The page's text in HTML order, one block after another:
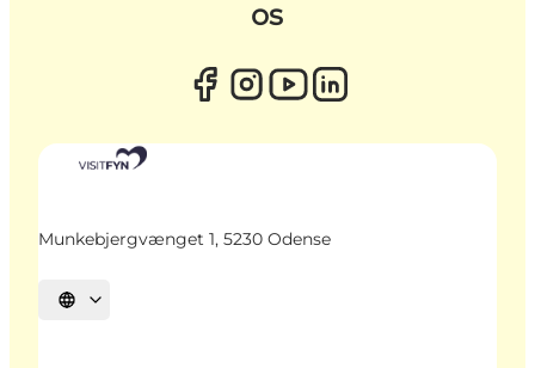
os
Munkebjergvænget 1, 5230 Odense
Vælg sprog